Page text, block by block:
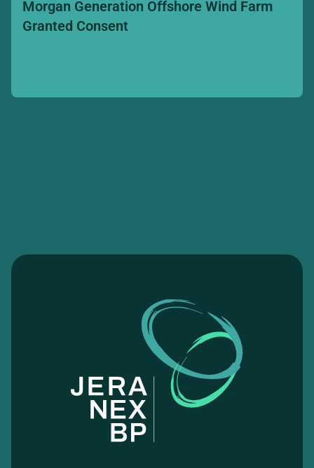
Morgan Generation Offshore Wind Farm
Granted Consent